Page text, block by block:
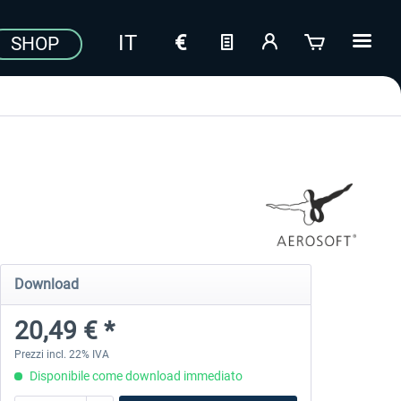
SHOP
Download
20,49 € *
Prezzi incl. 22% IVA
Disponibile come download immediato